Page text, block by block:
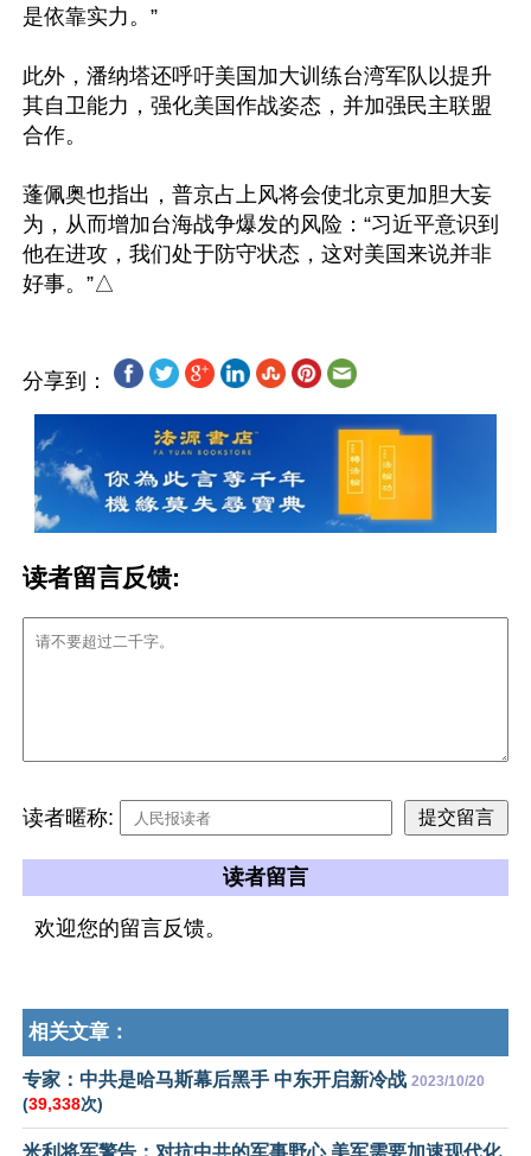
是依靠实力。”
此外，潘纳塔还呼吁美国加大训练台湾军队以提升
其自卫能力，强化美国作战姿态，并加强民主联盟
合作。
蓬佩奥也指出，普京占上风将会使北京更加胆大妄
为，从而增加台海战争爆发的风险：“习近平意识到
他在进攻，我们处于防守状态，这对美国来说并非
分享到：
读者留言反馈:
读者暱称:
读者留言
欢迎您的留言反馈。
相关文章：
专家：中共是哈马斯幕后黑手 中东开启新冷战 2023/10/20
(39,338次)
米利将军警告：对抗中共的军事野心 美军需要加速现代化